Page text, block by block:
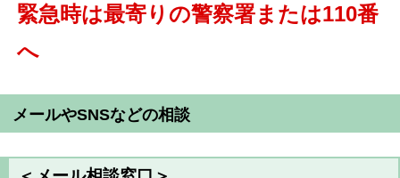
緊急時は最寄りの警察署または110番
へ
メールやSNSなどの相談